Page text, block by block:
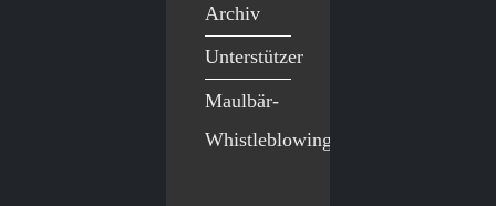
Archiv
Unterstützer
Maulbär-
Whistleblowing